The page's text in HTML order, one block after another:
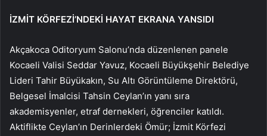
İZMİT KÖRFEZİ’NDEKİ HAYAT EKRANA YANSIDI
Akçakoca Oditoryum Salonu’nda düzenlenen panele
Kocaeli Valisi Seddar Yavuz, Kocaeli Büyükşehir Belediye
Lideri Tahir Büyükakın, Su Altı Görüntüleme Direktörü,
Belgesel İmalcisi Tahsin Ceylan’ın yanı sıra
akademisyenler, etraf dernekleri, öğrenciler katıldı.
Aktiflikte Ceylan’ın Derinlerdeki Ömür; İzmit Körfezi